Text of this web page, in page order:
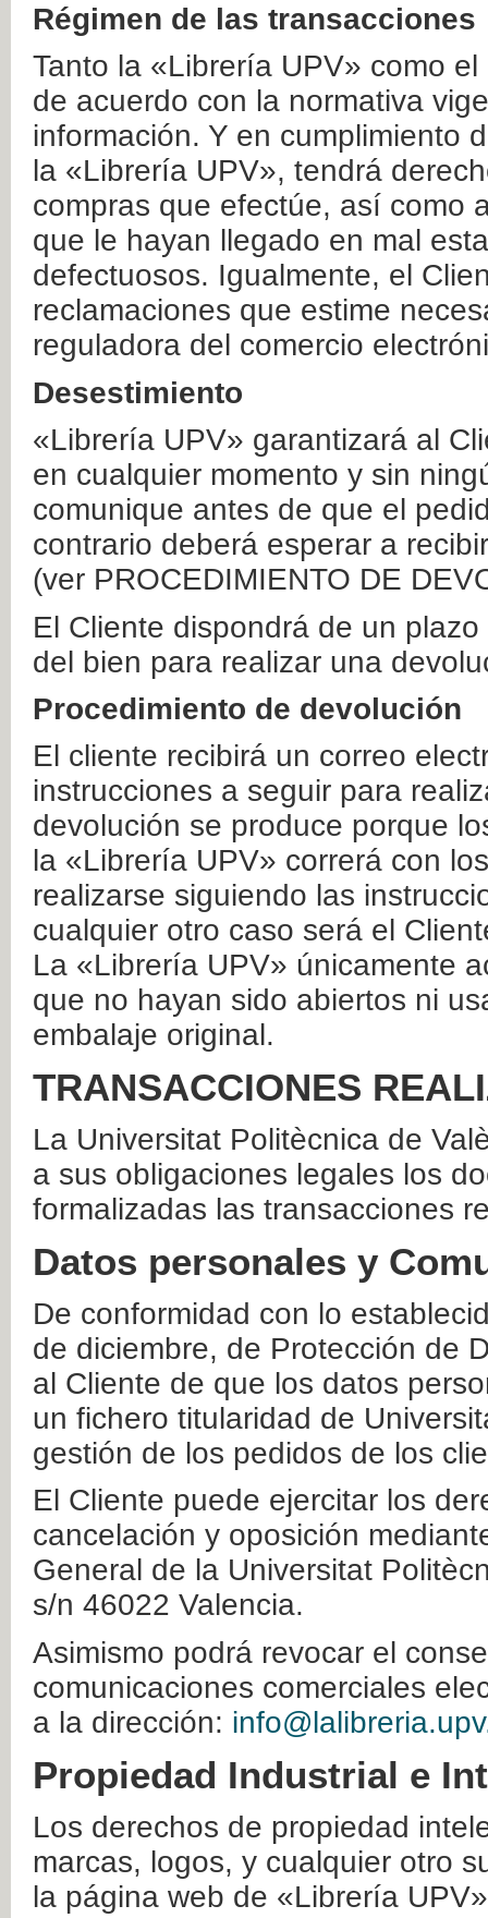
Régimen de las transacciones
Tanto la «Librería UPV» como
de acuerdo con la normativa
información. Y en cumplimiento
la «Librería UPV», tendrá
compras que efectúe, así como
que le hayan llegado en mal
defectuosos. Igualmente, el
reclamaciones que estime
reguladora del comercio
Desestimiento
«Librería UPV» garantizará al
en cualquier momento y sin
comunique antes de que el
contrario deberá esperar a
(ver PROCEDIMIENTO DE
El Cliente dispondrá de un
del bien para realizar una
Procedimiento de devolución
El cliente recibirá un correo
instrucciones a seguir para
devolución se produce porque
la «Librería UPV» correrá con
realizarse siguiendo las
cualquier otro caso será el
La «Librería UPV» únicamente
que no hayan sido abiertos ni
embalaje original.
TRANSACCIONES
La Universitat Politècnica de
a sus obligaciones legales los
formalizadas las transacciones
Datos personales y
De conformidad con lo
de diciembre, de Protección de
al Cliente de que los datos
un fichero titularidad de
gestión de los pedidos de los
El Cliente puede ejercitar los
cancelación y oposición
General de la Universitat
s/n 46022 Valencia.
Asimismo podrá revocar el
comunicaciones comerciales
a la dirección:
Propiedad Industrial e
Los derechos de propiedad
marcas, logos, y cualquier otro
la página web de «Librería